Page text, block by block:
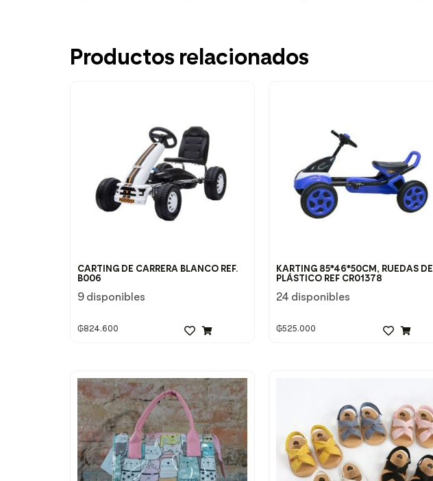
Productos relacionados
CARTING DE CARRERA BLANCO REF.
B006
9 disponibles
₲824.600
KARTING 85*46*50CM, RUEDAS DE
PLÁSTICO REF CR01378
24 disponibles
₲525.000